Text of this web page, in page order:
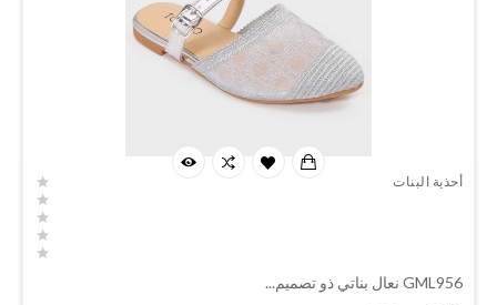
أحذية البنات
GML956 نعال بناتي ذو تصميم...